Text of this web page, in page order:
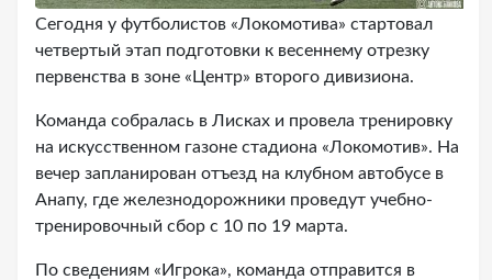
Сегодня у футболистов «Локомотива» стартовал
четвертый этап подготовки к весеннему отрезку
первенства в зоне «Центр» второго дивизиона.
Команда собралась в Лисках и провела тренировку
на искусственном газоне стадиона «Локомотив». На
вечер запланирован отъезд на клубном автобусе в
Анапу, где железнодорожники проведут учебно-
тренировочный сбор с 10 по 19 марта.
По сведениям «Игрока», команда отправится в